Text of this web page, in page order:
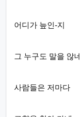
어디가 늪인-지
그 누구도 말을 않네
사람들은 저마다